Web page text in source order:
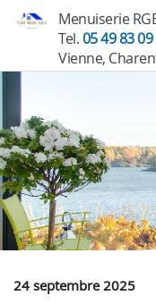
Menuiserie
Tel.05 49 83 09
Vienne,
24 septembre 2025